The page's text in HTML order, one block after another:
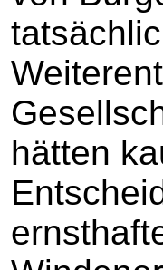
hätten